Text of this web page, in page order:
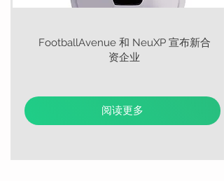
FootballAvenue 和 NeuXP 宣布新合
资企业
阅读更多